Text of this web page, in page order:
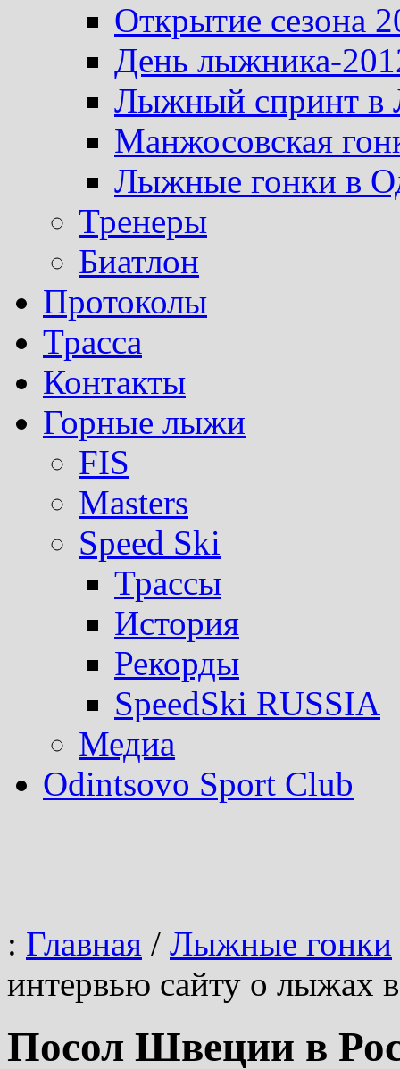
Открытие сезона
День лыжника-
Лыжный спринт в
Манжосовская
Лыжные гонки в
Тренеры
Биатлон
Протоколы
Трасса
Контакты
Горные лыжи
FIS
Masters
Speed Ski
Трассы
История
Рекорды
SpeedSki RUSSIA
Медиа
Odintsovo Sport Club
: Главная / Лыжные гонки
интервью сайту о лыжах
Посол Швеции в